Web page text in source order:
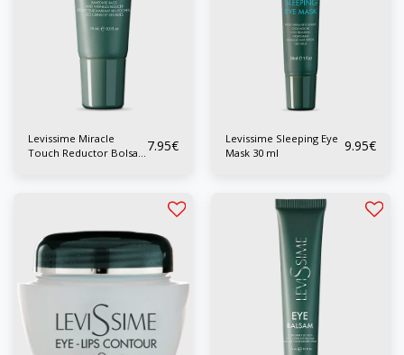
Levissime Miracle
Touch Reductor Bolsas, 7.95€
Levissime Sleeping Eye
Mask 30 ml
9.95€